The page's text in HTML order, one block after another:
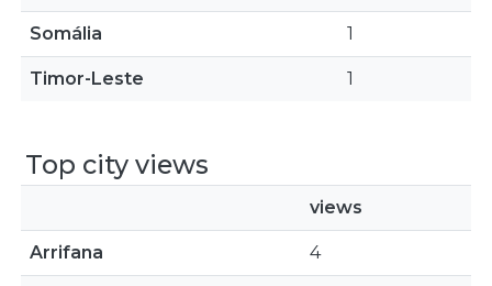
Somália 1
Timor-Leste 1
Top city views
views
Arrifana 4